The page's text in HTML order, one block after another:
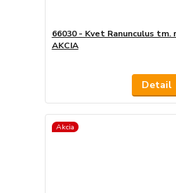
66030 - Kvet Ranunculus tm.
AKCIA
Detail
Akcia